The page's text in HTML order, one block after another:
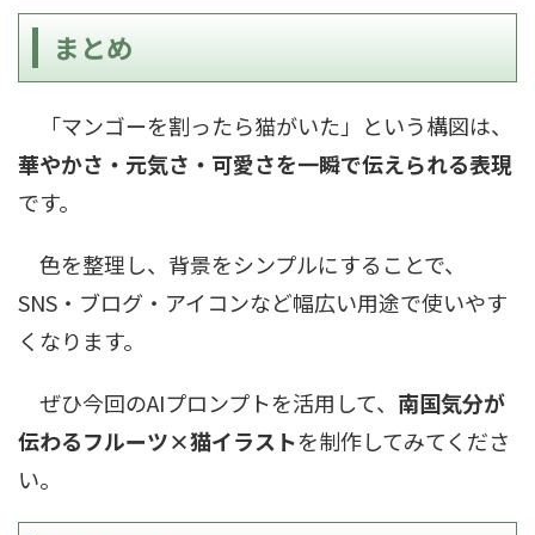
まとめ
「マンゴーを割ったら猫がいた」という構図は、
華やかさ・元気さ・可愛さを一瞬で伝えられる表現
です。
色を整理し、背景をシンプルにすることで、
SNS・ブログ・アイコンなど幅広い用途で使いやす
くなります。
ぜひ今回のAIプロンプトを活用して、 南国気分が
伝わるフルーツ×猫イラストを制作してみてくださ
い。